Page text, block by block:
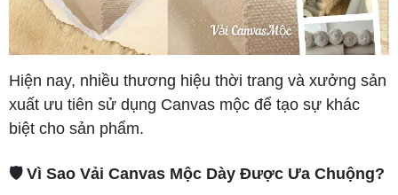
Hiện nay, nhiều thương hiệu thời trang và xưởng sản
xuất ưu tiên sử dụng Canvas mộc để tạo sự khác
biệt cho sản phẩm.
🛡️ Vì Sao Vải Canvas Mộc Dày Được Ưa Chuộng?